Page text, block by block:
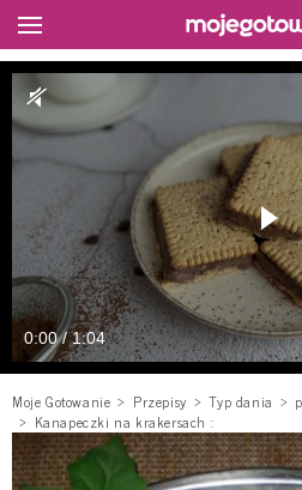
0:00 / 1:04
Moje Gotowanie Przepisy Typ dania
Kanapeczki na krakersach :